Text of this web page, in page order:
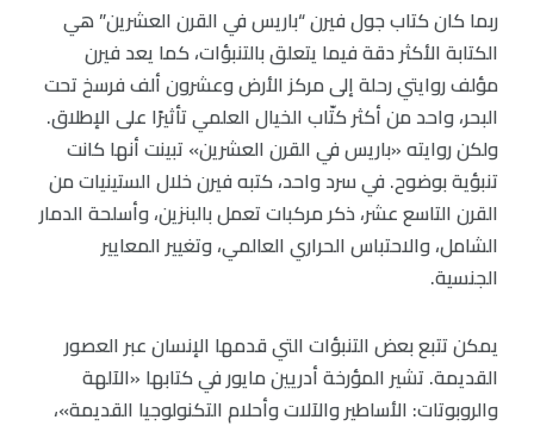
ربما كان كتاب جول فيرن “باريس في القرن العشرين” هي
الكتابة الأكثر دقة فيما يتعلق بالتنبؤات، كما يعد فيرن
مؤلف روايتي رحلة إلى مركز الأرض وعشرون ألف فرسخ تحت
البحر، واحد من أكثر كتّاب الخيال العلمي تأثيرًا على الإطلاق.
ولكن روايته «باريس في القرن العشرين» تبينت أنها كانت
تنبؤية بوضوح. في سرد واحد، كتبه فيرن خلال الستينيات من
القرن التاسع عشر، ذكر مركبات تعمل بالبنزين، وأسلحة الدمار
الشامل، والاحتباس الحراري العالمي، وتغيير المعايير
الجنسية.
يمكن تتبع بعض التنبؤات التي قدمها الإنسان عبر العصور
القديمة. تشير المؤرخة أدريين مايور في كتابها «الآلهة
والروبوتات: الأساطير والآلات وأحلام التكنولوجيا القديمة»،